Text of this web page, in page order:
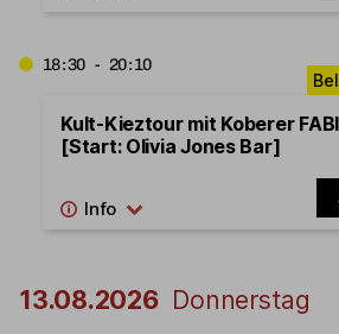
18:30 - 20:10
Kult-Kieztour mit Koberer
[Start: Olivia Jones Bar]
13.08.2026 Donnerstag